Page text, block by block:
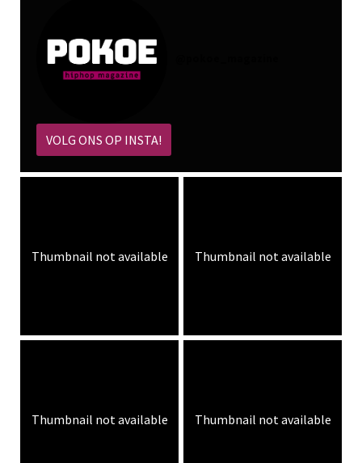
VOLG ONS OP INSTA!
Thumbnail not available Thumbnail not available
Thumbnail not available Thumbnail not available